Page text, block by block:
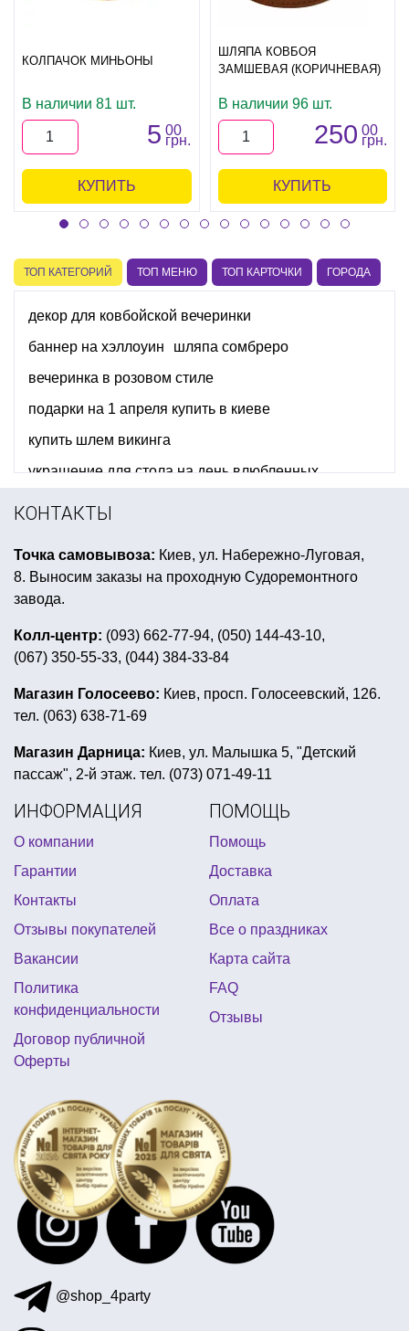
КОЛПАЧОК МИНЬОНЫ
В наличии 81 шт.
5 00
грн.
КУПИТЬ
ШЛЯПА КОВБОЯ
ЗАМШЕВАЯ (КОРИЧНЕВАЯ)
В наличии 96 шт.
250 00
грн.
КУПИТЬ
ТОП КАТЕГОРИЙ ТОП МЕНЮ ТОП КАРТОЧКИ ГОРОДА
декор для ковбойской вечеринки
баннер на хэллоуин
шляпа сомбреро
вечеринка в розовом стиле
подарки на 1 апреля купить в киеве
купить шлем викинга
украшение для стола на день влюбленных
шарики в гавайском стиле
купить декор для гавайской вечеринки
макияж для хэллоуина для детей
настольные игры купить киев
американская вечеринка оформление
реквизиты для гангстерской вечеринки
украшение для помещения на праздник где купить в
шары воздушные на день рождения ребенка
подарок коллеге на день защитника
вампирская тематика
восточные вечеринки
товары для первого дня рождения
купить новогодний парик
день рождения в стиле гарри поттер
декор на свадебный стол
заказать сладости на хэллоуин
букеты из шаров на 14 февраля
украшение шарами хэллоуин
детский день рождения в стиле индейцев
свечи в виде букв
сексуальный подарок к 8 марта для жены
КОНТАКТЫ
Точка самовывоза: Киев, ул. Набережно-Луговая,
8. Выносим заказы на проходную Судоремонтного
завода.
Колл-центр: (093) 662-77-94, (050) 144-43-10,
(067) 350-55-33, (044) 384-33-84
Магазин Голосеево: Киев, просп. Голосеевский, 126.
тел. (063) 638-71-69
Магазин Дарница: Киев, ул. Малышка 5, "Детский
пассаж", 2-й этаж. тел. (073) 071-49-11
ИНФОРМАЦИЯ
О компании
Гарантии
Контакты
Отзывы покупателей
Вакансии
Политика
конфиденциальности
Договор публичной
Оферты
ПОМОЩЬ
Помощь
Доставка
Оплата
Все о праздниках
Карта сайта
FAQ
Отзывы
@shop_4party